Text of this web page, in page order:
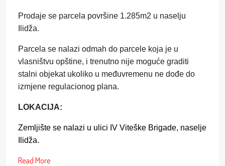
Prodaje se parcela površine 1.285m2 u naselju
Ilidža.
Parcela se nalazi odmah do parcele koja je u
vlasništvu opštine, i trenutno nije moguće graditi
stalni objekat ukoliko u međuvremenu ne dođe do
izmjene regulacionog plana.
LOKACIJA:
Zemljište se nalazi u ulici IV Viteške Brigade, naselje
Ilidža.
Read More